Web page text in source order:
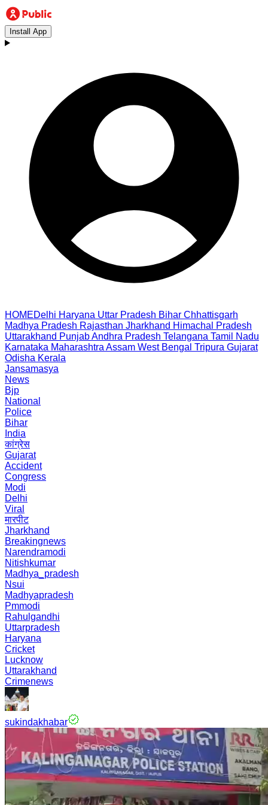
Install App
HOMEDelhi Haryana Uttar Pradesh Bihar Chhattisgarh
Madhya Pradesh Rajasthan Jharkhand Himachal Pradesh
Uttarakhand PunjabAndhra Pradesh Telangana Tamil Nadu
Karnataka Maharashtra Assam West Bengal Tripura Gujarat
Odisha Kerala
Jansamasya
News
Bjp
National
Police
Bihar
India
कांग्रेस
Gujarat
Accident
Congress
Modi
Delhi
Viral
मारपीट
Jharkhand
Breakingnews
Narendramodi
Nitishkumar
Madhya_pradesh
Nsui
Madhyapradesh
Pmmodi
Rahulgandhi
Uttarpradesh
Haryana
Cricket
Lucknow
Uttarakhand
Crimenews
sukindakhabar